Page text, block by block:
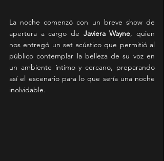
La noche comenzó con un breve show de
apertura a cargo de Javiera Wayne, quien
nos entregó un set acústico que permitió al
público contemplar la belleza de su voz en
un ambiente íntimo y cercano, preparando
así el escenario para lo que sería una noche
inolvidable.